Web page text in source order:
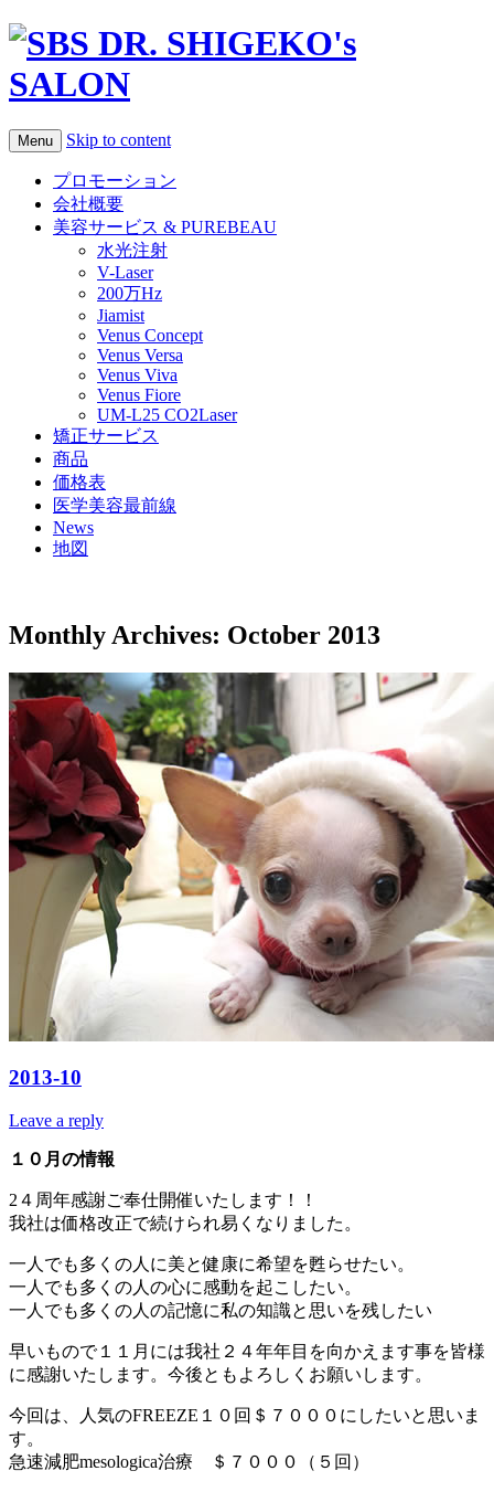
Menu Skip to content
プロモーション
会社概要
美容サービス & PUREBEAU
水光注射
V-Laser
200万Hz
Jiamist
Venus Concept
Venus Versa
Venus Viva
Venus Fiore
UM-L25 CO2Laser
矯正サービス
商品
価格表
医学美容最前線
News
地図
Monthly Archives: October 2013
2013-10
Leave a reply
１０月の情報
2４周年感謝ご奉仕開催いたします！！
我社は価格改正で続けられ易くなりました。
一人でも多くの人に美と健康に希望を甦らせたい。
一人でも多くの人の心に感動を起こしたい。
一人でも多くの人の記憶に私の知識と思いを残したい
早いもので１１月には我社２４年年目を向かえます事を皆様
に感謝いたします。今後ともよろしくお願いします。
今回は、人気のFREEZE１０回＄７０００にしたいと思いま
す。
急速減肥mesologica治療 ＄７０００（５回）